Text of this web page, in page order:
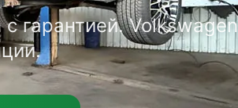
гарантией. Volkswagen